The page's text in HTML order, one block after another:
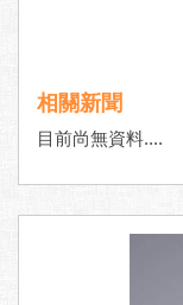
相關新聞
目前尚無資料....